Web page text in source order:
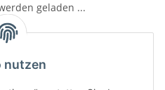
geladen ...
nutzen